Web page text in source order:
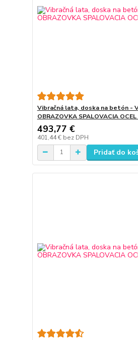
Vibračná lata, doska na betón -
OBRAZOVKA SPALOVACIA
493,77 €
401,44 € bez DPH
Pridať do